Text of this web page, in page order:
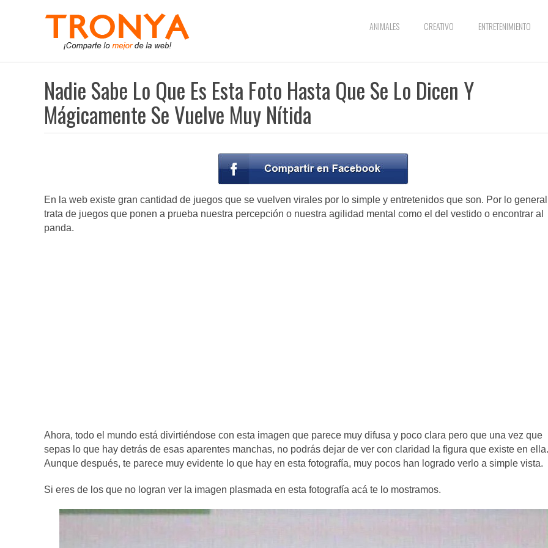
ANIMALES CREATIVO ENTRETENIMIENTO
Nadie Sabe Lo Que Es Esta Foto Hasta Que Se Lo Dicen Y
Mágicamente Se Vuelve Muy Nítida
En la web existe gran cantidad de juegos que se vuelven virales por lo simple y entretenidos que son. Por lo
trata de juegos que ponen a prueba nuestra percepción o nuestra agilidad mental como el del vestido o encontrar al
panda.
Ahora, todo el mundo está divirtiéndose con esta imagen que parece muy difusa y poco clara pero que una vez que
sepas lo que hay detrás de esas aparentes manchas, no podrás dejar de ver con claridad la figura que existe en ella.
Aunque después, te parece muy evidente lo que hay en esta fotografía, muy pocos han logrado verlo a simple vista.
Si eres de los que no logran ver la imagen plasmada en esta fotografía acá te lo mostramos.